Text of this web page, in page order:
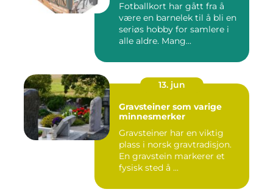
Fotballkort har gått fra å
være en barnelek til å bli en
seriøs hobby for samlere i
alle aldre. Mang...
13. jun
Gravsteiner som varige
minnesmerker
Gravsteiner har en viktig
plass i norsk gravtradisjon.
En gravstein markerer et
fysisk sted å ...